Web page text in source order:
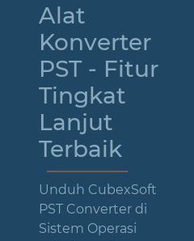
Alat
Konverter
PST - Fitur
Tingkat
Lanjut
Terbaik
Unduh CubexSoft
PST Converter di
Sistem Operasi